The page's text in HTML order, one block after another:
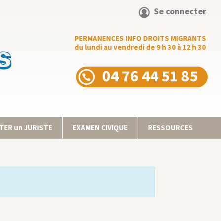
Se connecter
PERMANENCES INFO DROITS MIGRANTS
du lundi au vendredi de 9 h 30 à 12 h 30
04 76 44 51 85
un JURISTE EXAMEN CIVIQUE RESSOURCES